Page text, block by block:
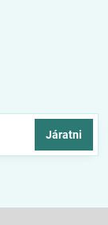
Járatni